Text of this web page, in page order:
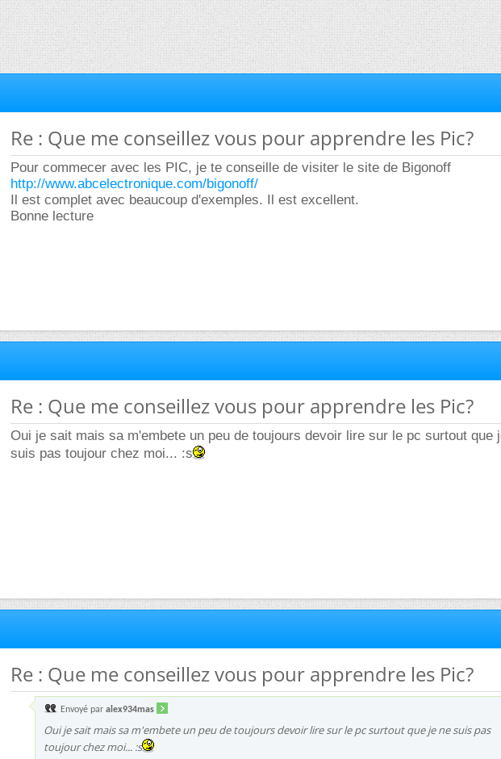
Re : Que me conseillez vous pour apprendre les Pic?
Pour commecer avec les PIC, je te conseille de visiter le site de Bigonoff
http://www.abcelectronique.com/bigonoff/
Il est complet avec beaucoup d'exemples. Il est excellent.
Bonne lecture
Re : Que me conseillez vous pour apprendre les Pic?
Oui je sait mais sa m'embete un peu de toujours devoir lire sur le pc surtout que
suis pas toujour chez moi... :s
Re : Que me conseillez vous pour apprendre les Pic?
Envoyé par alex934mas
Oui je sait mais sa m'embete un peu de toujours devoir lire sur le pc surtout que je ne suis pas
toujour chez moi... :s